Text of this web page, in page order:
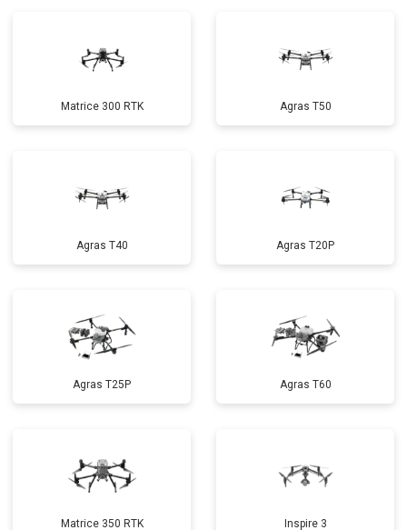
Matrice 300 RTK Agras T50
Agras T40 Agras T20P
Agras T25P Agras T60
Matrice 350 RTK Inspire 3